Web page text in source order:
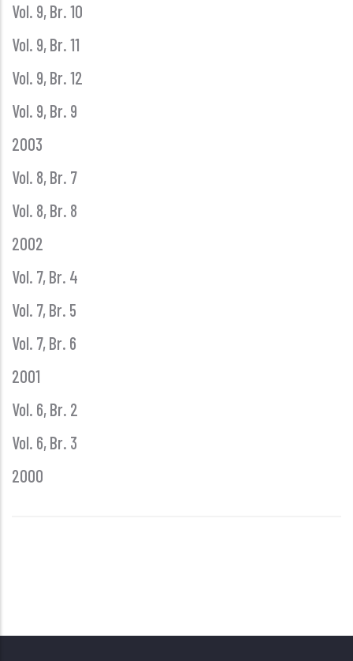
Vol. 9, Br. 10
Vol. 9, Br. 11
Vol. 9, Br. 12
Vol. 9, Br. 9
2003
Vol. 8, Br. 7
Vol. 8, Br. 8
2002
Vol. 7, Br. 4
Vol. 7, Br. 5
Vol. 7, Br. 6
2001
Vol. 6, Br. 2
Vol. 6, Br. 3
2000